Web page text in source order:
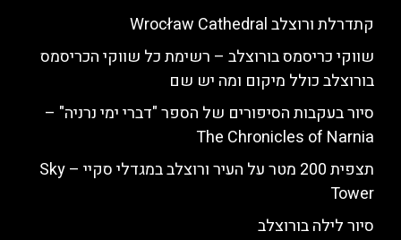
שווקי כריסמס בורוצלב – רשימת כל שווקי הכריסמס
בורוצלב כולל מיקום ומה יש שם
סיור בעקבות הסיפורים של הספר "דברי ימי נרניה" –
The Chronicles of Narnia
תצפית 200 מטר על העיר ורוצלב במגדלי סקיי – Sky
Tower
סיור לילה בורוצלב